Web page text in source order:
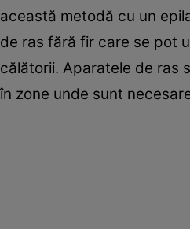
această metodă cu un
de ras fără fir care se pot
călătorii. Aparatele de ras
în zone unde sunt